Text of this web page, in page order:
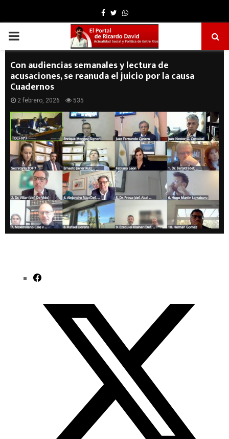
Facebook
TwitterWhatsapp
PRIMARY
MENU
Con audiencias semanales y lectura de
acusaciones, se reanuda el juicio por la causa
Cuadernos
2 febrero, 2026 535